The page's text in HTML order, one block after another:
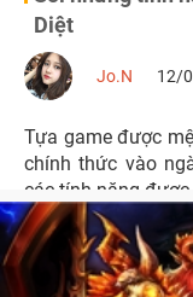
Diệt
Jo.N 12/
Tựa game được
chính thức vào
các tính năng